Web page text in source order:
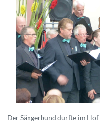
Der Sängerbund durfte im